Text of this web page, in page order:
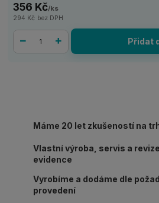
356 Kč/ks
294 Kč bez DPH
Přidat
Máme 20 let zkušeností na
Vlastní výroba, servis a
evidence
Vyrobíme a dodáme dle
provedení